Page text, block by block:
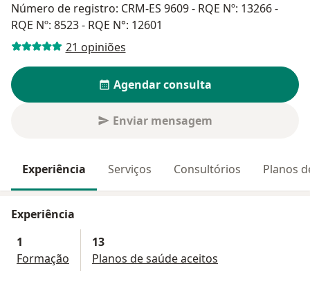
Número de registro: CRM-ES 9609 - RQE Nº: 13266 -
RQE Nº: 8523 - RQE N°: 12601
21 opiniões
Agendar consulta
Enviar mensagem
Experiência Serviços Consultórios Planos
Experiência
1
Formação
13
Planos de saúde aceitos